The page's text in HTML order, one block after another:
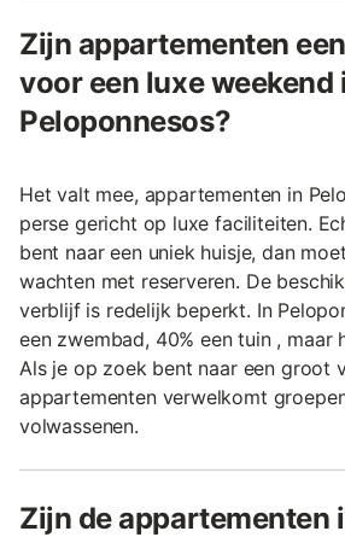
Zijn appartementen
voor een luxe weekend
Peloponnesos?
Het valt mee, appartementen in
perse gericht op luxe faciliteiten.
bent naar een uniek huisje, dan
wachten met reserveren. De
verblijf is redelijk beperkt. In
een zwembad, 40% een tuin , maar
Als je op zoek bent naar een groot
appartementen verwelkomt
volwassenen.
Zijn de appartementen